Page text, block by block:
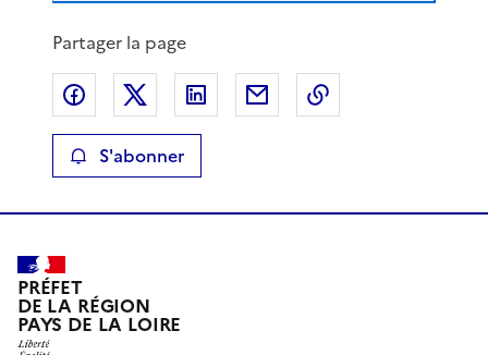
Partager la page
Partager sur Facebook
Partager sur XPartager sur LinkedIn
Partager par email
S'abonner
PRÉFET
DE LA RÉGION
PAYS DE LA LOIRE